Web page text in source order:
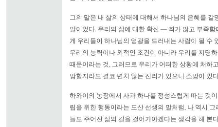
그의 말은 내 삶의 상태에 대해서 하나님의 은혜를 갈
말이었다. 우리의 삶에 대한 확신 ― 죄가 많고 부족함
게 우리들이 하나님의 영광을 드러내는 사람이 될 수
우리의 능력이나 외적인 조건이 아니라 우리를 지명
때문이라는 것, 그러므로 우리가 어떠한 상황에 처하
망할지라도 결코 변치 않는 진리가 있으니 소망이 있
하와이의 농장에서 사과 하나를 정성스럽게 따는 것
립을 위한 행동이라는 도산 선생의 말처럼, 나 역시
늘도 주어진 삶의 길을 걸어가야겠다는 생각을 해 본